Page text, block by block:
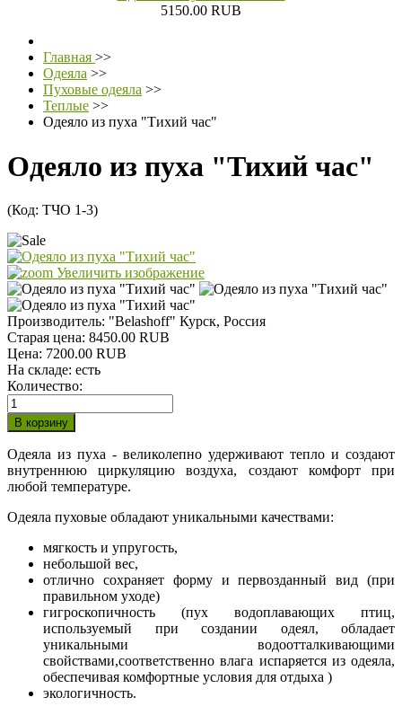
5150.00 RUB
Главная >>
Одеяла >>
Пуховые одеяла >>
Теплые >>
Одеяло из пуха "Тихий час"
Одеяло из пуха "Тихий час"
(Код: ТЧО 1-3)
Увеличить изображение
Производитель: "Belashoff" Курск, Россия
Старая цена: 8450.00 RUB
Цена: 7200.00 RUB
На складе: есть
Количество:
Одеяла из пуха - великолепно удерживают тепло и создают
внутреннюю циркуляцию воздуха, создают комфорт при
любой температуре.
Одеяла пуховые обладают уникальными качествами:
мягкость и упругость,
небольшой вес,
отлично сохраняет форму и первозданный вид (при
правильном уходе)
гигроскопичность (пух водоплавающих птиц,
используемый при создании одеял, обладает
уникальными водоотталкивающими
свойствами,соответственно влага испаряется из одеяла,
обеспечивая комфортные условия для отдыха )
экологичность.